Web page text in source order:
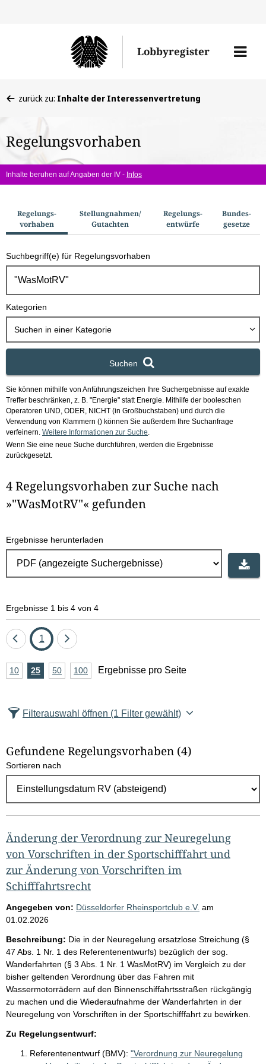
den
Lobbyregister
Menü
befinden
hier:
zurück zu: Inhalte der Interessenvertretung
Regelungsvorhaben
Inhalte beruhen auf Angaben der IV - Infos
u
c
h
o
Regelungs­
vorhaben
Stellungnahmen/​
Gutachten
Regelungs­
entwürfe
Bundes­
gesetze
Suchbegriff(e) für Regelungsvorhaben
Kategorien
Suchen in einer Kategorie
Suchen
Sie können mithilfe von Anführungszeichen Ihre Suchergebnisse auf exakte
Treffer beschränken, z. B. "Energie" statt Energie. Mithilfe der booleschen
Operatoren UND, ODER, NICHT (in Großbuchstaben) und durch die
Verwendung von Klammern () können Sie außerdem Ihre Suchanfrage
verfeinern. Weitere Informationen zur Suche
Wenn Sie eine neue Suche durchführen, werden die Ergebnisse
zurückgesetzt.
4 Regelungsvorhaben zur Suche nach
»"WasMotRV"« gefunden
Ergebnisse herunterladen
Ergebnisse 1 bis 4 von 4
Eine
zurück
Seite
1
Eine
vor
A
z
l
E
g
e
b
n
i
s
s
e
p
r
o
S
e
i
t
10Ergebnisse
25Ergebnisse
50Ergebnisse
100Ergebnisse
Ergebnisse pro Seite
Filterauswahl öffnen (1 Filter gewählt)
Gefundene Regelungsvorhaben (4)
Sortieren nach
Änderung der Verordnung zur Neuregelung
von Vorschriften in der Sportschifffahrt und
zur Änderung von Vorschriften im
Schifffahrtsrecht
Angegeben von: Düsseldorfer Rheinsportclub e.V. am
01.02.2026
Beschreibung: Die in der Neuregelung ersatzlose Streichung (§
47 Abs. 1 Nr. 1 des Referentenentwurfs) bezüglich der sog.
Wanderfahrten (§ 3 Abs. 1 Nr. 1 WasMotRV) im Vergleich zu der
bisher geltenden Verordnung über das Fahren mit
Wassermotorrädern auf den Binnenschiffahrtsstraßen rückgängig
zu machen und die Wiederaufnahme der Wanderfahrten in der
Neuregelung von Vorschriften in der Sportschifffahrt zu bewirken.
Zu Regelungsentwurf:
Referentenentwurf (BMV): "Verordnung zur Neuregelung